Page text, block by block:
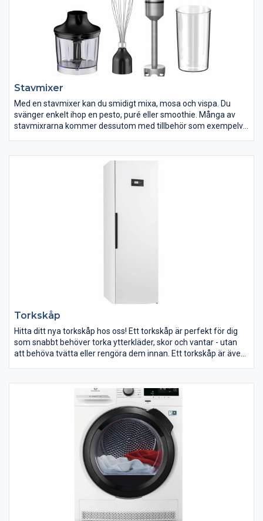
hittar du robotdammsugare i olika modeller och prisklasser. Gör
städningen lättare med en robotdammsugare från oss!
Stavmixer
Med en stavmixer kan du smidigt mixa, mosa och vispa. Du
svänger enkelt ihop en pesto, puré eller smoothie. Många av
stavmixrarna kommer dessutom med tillbehör som exempelvis
Vi har mixers i alla prisklasser, med olika styrka och olika många
Torkskåp
Hitta ditt nya torkskåp hos oss! Ett torkskåp är perfekt för dig
som snabbt behöver torka ytterkläder, skor och vantar - utan
att behöva tvätta eller rengöra dem innan. Ett torkskåp är även
Blöta ytterkläder och grusiga kängor och stövlar är vanliga
inslag i en barnfamiljs vardag. Med ett torkskåp blir kläderna
snabbt torra och är redo för nästa omgång med lek. Häng in
kläderna på kvällen så är de garanterat torra till nästa dags